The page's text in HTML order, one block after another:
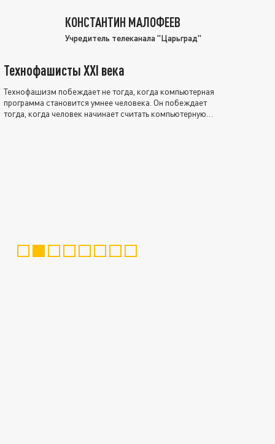
КОНСТАНТИН МАЛОФЕЕВ
Учредитель телеканала "Царьград"
Технофашисты XXI века
Технофашизм побеждает не тогда, когда компьютерная
программа становится умнее человека. Он побеждает
тогда, когда человек начинает считать компьютерную